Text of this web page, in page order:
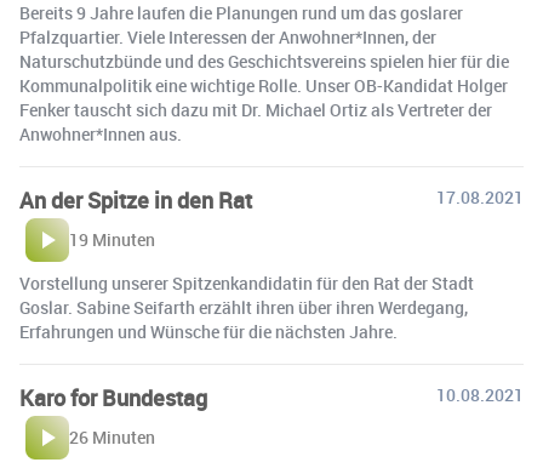
Bereits 9 Jahre laufen die Planungen rund um das goslarer
Pfalzquartier. Viele Interessen der Anwohner*Innen, der
Naturschutzbünde und des Geschichtsvereins spielen hier für die
Kommunalpolitik eine wichtige Rolle. Unser OB-Kandidat Holger
Fenker tauscht sich dazu mit Dr. Michael Ortiz als Vertreter der
Anwohner*Innen aus.
An der Spitze in den Rat
17.08.2021
19 Minuten
Vorstellung unserer Spitzenkandidatin für den Rat der Stadt
Goslar. Sabine Seifarth erzählt ihren über ihren Werdegang,
Erfahrungen und Wünsche für die nächsten Jahre.
Karo for Bundestag
10.08.2021
26 Minuten